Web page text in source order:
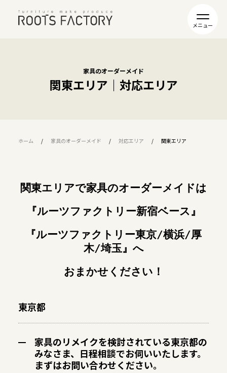
家具のオーダーメイド
関東エリア｜対応エリア
ホーム 家具のオーダーメイド 対応エリア 関東エリア
関東エリアで家具のオーダーメイドは
『ルーツファクトリー新宿ベース』
『ルーツファクトリー東京/横浜/厚
木/埼玉』 へ
おまかせください！
東京都
家具のリメイクを検討されている東京都の
みなさま、日程相談でお伺いいたします。
まずはお問い合わせください。